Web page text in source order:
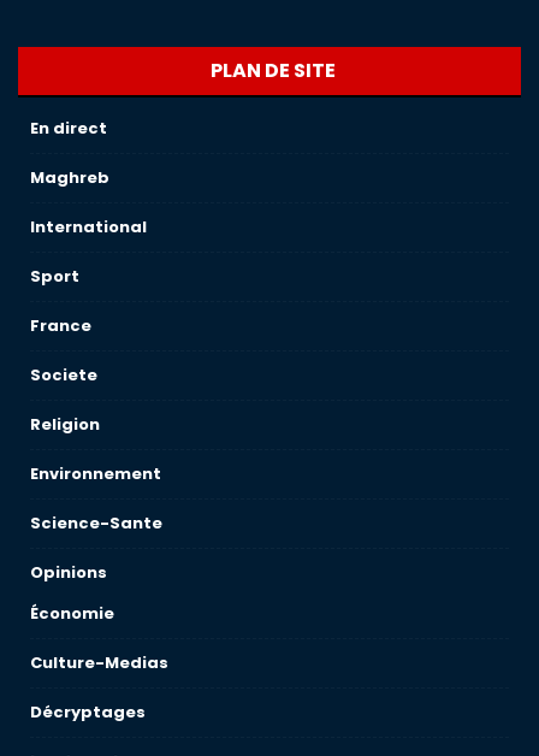
PLAN DE SITE
En direct
Maghreb
International
Sport
France
Societe
Religion
Environnement
Science-Sante
Opinions
Économie
Culture-Medias
Décryptages